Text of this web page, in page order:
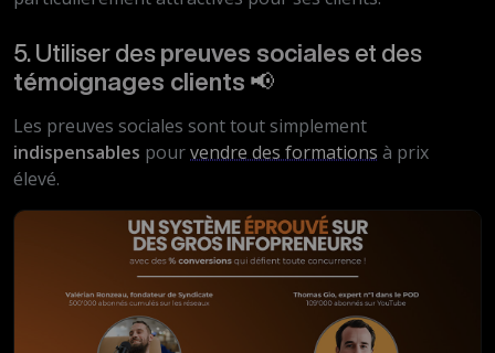
5. Utiliser des preuves sociales et des
témoignages clients 📢
Les preuves sociales sont tout simplement
indispensables pourvendre des formations à prix
élevé.